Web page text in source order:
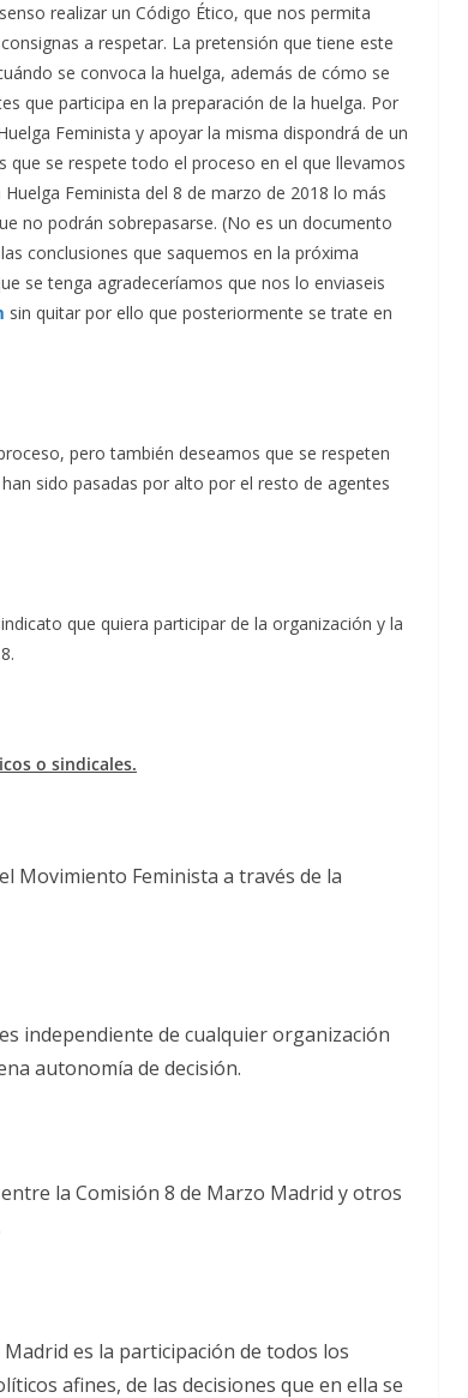
realizar un Código Ético, que nos permita
a respetar. La pretensión que tiene este
se convoca la huelga, además de cómo se
que participa en la preparación de la huelga. Por
Feminista y apoyar la misma dispondrá de un
se respete todo el proceso en el que llevamos
Feminista del 8 de marzo de 2018 lo más
no podrán sobrepasarse. (No es un documento
conclusiones que saquemos en la próxima
se tenga agradeceríamos que nos lo enviaseis
sin quitar por ello que posteriormente se trate en
pero también deseamos que se respeten
sido pasadas por alto por el resto de agentes
que quiera participar de la organización y la
o sindicales.
Movimiento Feminista a través de la
independiente de cualquier organización
autonomía de decisión.
la Comisión 8 de Marzo Madrid y otros
es la participación de todos los
afines, de las decisiones que en ella se